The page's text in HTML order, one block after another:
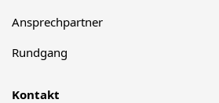
Ansprechpartner
Rundgang
Kontakt